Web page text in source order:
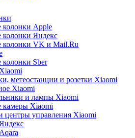
Apple
Яндекс
VK и Mail.Ru
Sber
метеостанции и розетки Xiaomi
Xiaomi
и лампы Xiaomi
Xiaomi
центры управления Xiaomi